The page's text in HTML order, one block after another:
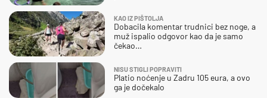
KAO IZ PIŠTOLJA
Dobacila komentar trudnici bez noge, a
muž ispalio odgovor kao da je samo
čekao…
NISU STIGLI POPRAVITI
Platio noćenje u Zadru 105 eura, a ovo
ga je dočekalo